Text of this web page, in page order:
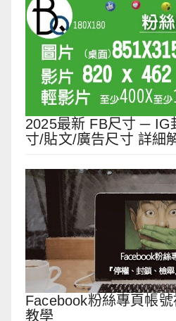
2025最新 FB尺寸 ─ IG
寸/貼文/廣告尺寸 詳細
Facebook粉絲專頁帳
教學